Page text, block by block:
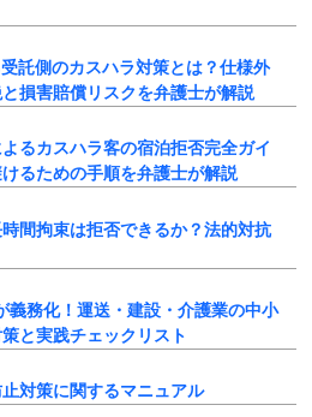
託側のカスハラ対策とは？仕様外
損害賠償リスクを弁護士が解説
るカスハラ客の宿泊拒否完全ガイ
るための手順を弁護士が解説
間拘束は拒否できるか？法的対抗
義務化！運送・建設・介護業の中小
と実践チェックリスト
対策に関するマニュアル